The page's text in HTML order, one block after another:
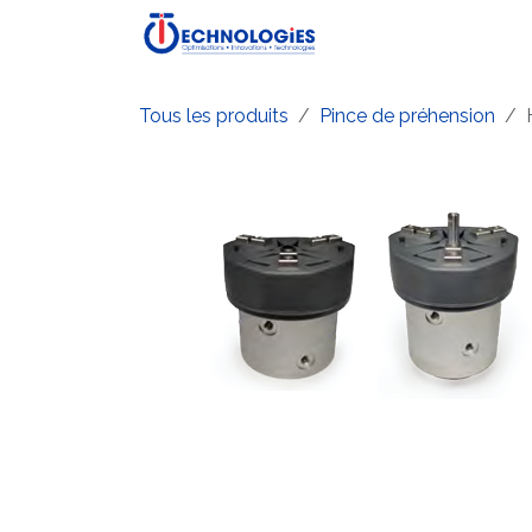
Se rendre au contenu
Tous les produits Pince de préhension